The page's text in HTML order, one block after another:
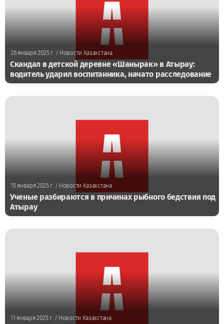
28 января 2025 г./ Новости Казахстана
Скандал в детской деревне «Шанырак» в Атырау:
водитель ударил воспитанника, начато расследование
15 января 2025 г. / Новости Казахстана
Ученые разбираются в причинах рыбного бедствия под
Атырау
11 января 2025 г./ Новости Казахстана